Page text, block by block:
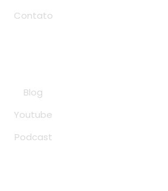
Contato
Blog
Youtube
Podcast